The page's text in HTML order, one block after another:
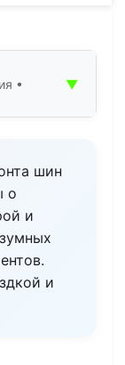
•
▼
шин
о
и
и